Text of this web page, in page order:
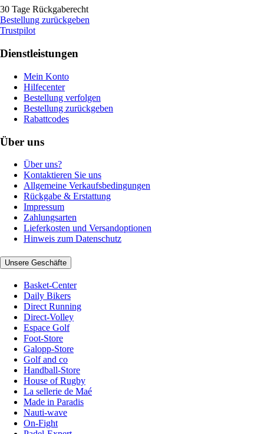
30 Tage Rückgaberecht
Bestellung zurückgeben
Trustpilot
Dienstleistungen
Mein Konto
Hilfecenter
Bestellung verfolgen
Bestellung zurückgeben
Rabattcodes
Über uns
Über uns?
Kontaktieren Sie uns
Allgemeine Verkaufsbedingungen
Rückgabe & Erstattung
Impressum
Zahlungsarten
Lieferkosten und Versandoptionen
Hinweis zum Datenschutz
Unsere Geschäfte
Basket-Center
Daily Bikers
Direct Running
Direct-Volley
Espace Golf
Foot-Store
Galopp-Store
Golf and co
Handball-Store
House of Rugby
La sellerie de Maé
Made in Paradis
Nauti-wave
On-Fight